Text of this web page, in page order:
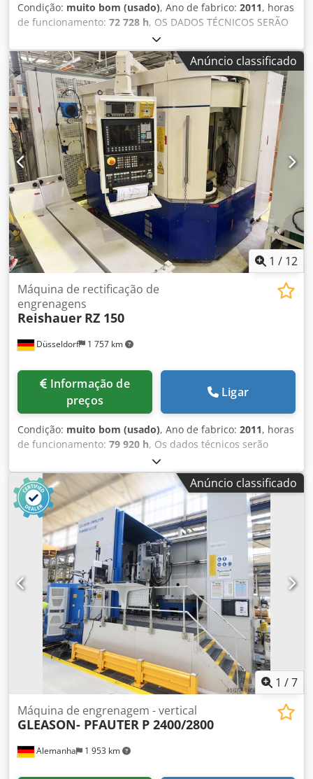
Condição: muito bom (usado), Ano de fabrico: 2011, horas
de funcionamento: 72 728 h, OS DADOS TÉCNICOS SERÃO
ENVIADOS APENAS POR E-MAIL. Cedozav Nmspfx Akcorf
Anúncio classificado
1 / 12
Düsseldorf 1 757 km
Máquina de rectificação de
engrenagens
Reishauer RZ 150
preços
Ligar
Condição: muito bom (usado), Ano de fabrico: 2011, horas
de funcionamento: 79 920 h, Os dados técnicos serão
enviados por e-mail. Crsdszav Ipopfx Akcef
Anúncio classificado
1 /7
Alemanha 1 953 km
Máquina de engrenagem - vertical
GLEASON- PFAUTER P 2400/2800